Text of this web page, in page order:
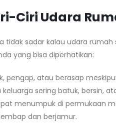
Ciri Udara
tidak sadar kalau udara rumah
yang bisa diperhatikan:
pengap, atau berasap
sering batuk, bersin,
menumpuk di permukaan
dan berjamur.